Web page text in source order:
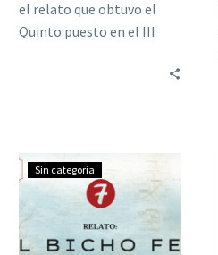
el relato que obtuvo el
Quinto puesto en el III
El
bicho
feo
Sin categoría